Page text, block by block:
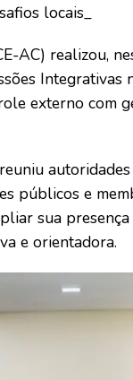
locais_
AC) realizou,
Integrativas
externo com
públicos e
sua
e orientadora.